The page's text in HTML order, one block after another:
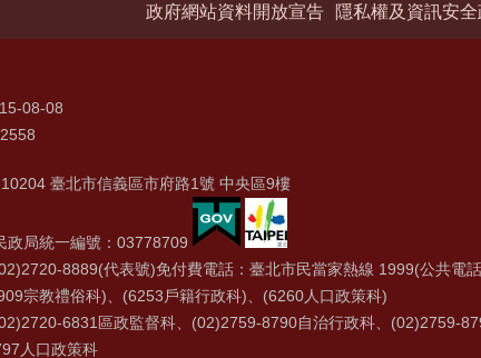
政府網站資料開放宣告 隱私權及資訊安
08-08
臺北市信義區市府路1號 中央區9樓
政局統一編號：03778709
8889(代表號)免付費電話：臺北市民當家熱線 1999(公共電
宗教禮俗科)、(6253戶籍行政科)、(6260人口政策科)
6831區政監督科、(02)2759-8790自治行政科、(02)2759-
人口政策科